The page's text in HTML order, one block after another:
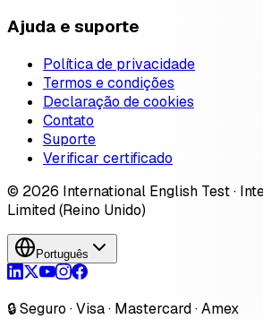
Ajuda e suporte
Política de privacidade
Termos e condições
Declaração de cookies
Contato
Suporte
Verificar certificado
© 2026 International English Test ·
Limited (Reino Unido)
Português
🔒 Seguro · Visa · Mastercard · Amex